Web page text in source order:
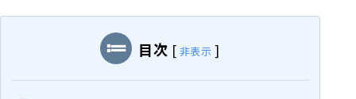
目次 [ 非表示 ]